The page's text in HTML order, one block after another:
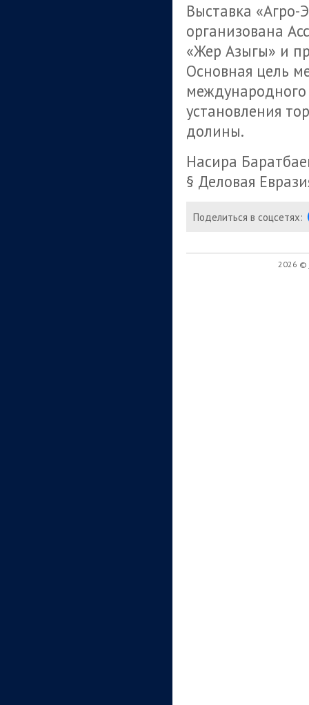
Выставка
организована
«Жер Азыгы» и
Основная цель
международного
установления
долины.
Насира
§ Деловая
Поделиться в соцсетях:
2026 ©